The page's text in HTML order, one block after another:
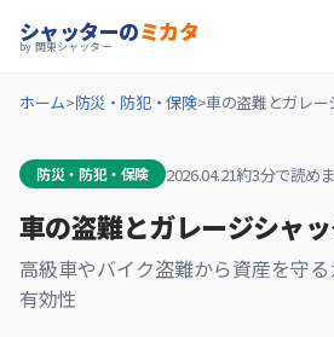
シャッターのミカタ
by 関東シャッター
ホーム 防災・防犯・保険 車の盗難とガレー
防災・防犯・保険 2026.04.21約3分で読め
車の盗難とガレージシャ
高級車やバイク盗難から資産を守
有効性